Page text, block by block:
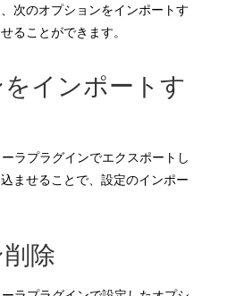
次のオプションをインポートす
ることができます。
インポートす
ラプラグインでエクスポートし
ませることで、設定のインポー
除